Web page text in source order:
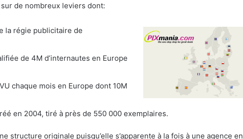
de nombreux leviers dont:
la régie publicitaire de
de 4M d’internautes en Europe
chaque mois en Europe dont 10M
en 2004, tiré à près de 550 000 exemplaires.
structure originale puisqu’elle s’apparente à la fois à une agence en